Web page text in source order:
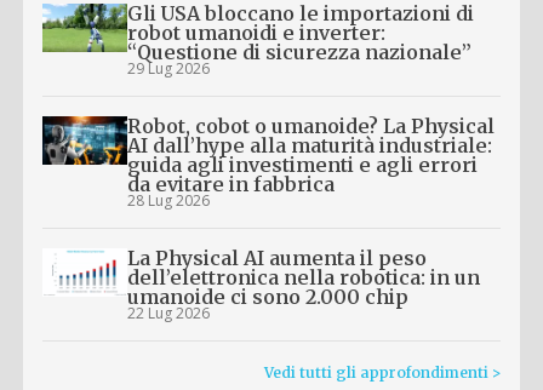
Gli USA bloccano le importazioni di
robot umanoidi e inverter:
“Questione di sicurezza nazionale”
29 Lug 2026
Robot, cobot o umanoide? La Physical
AI dall’hype alla maturità industriale:
guida agli investimenti e agli errori
da evitare in fabbrica
28 Lug 2026
La Physical AI aumenta il peso
dell’elettronica nella robotica: in un
umanoide ci sono 2.000 chip
22 Lug 2026
Vedi tutti gli approfondimenti >